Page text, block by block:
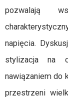
pozwalają
napięcia.
stylizacja na
nawiązaniem do
przestrzeni